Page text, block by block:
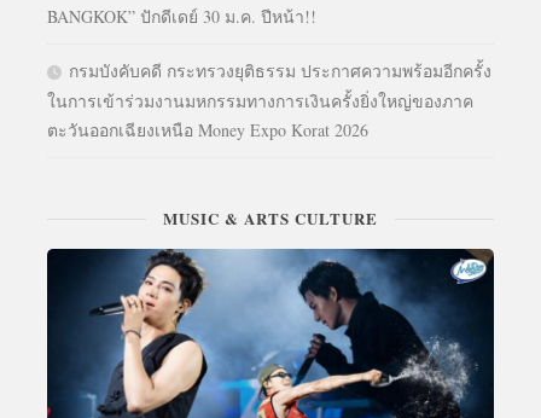
BANGKOK” ปักดีเดย์ 30 ม.ค. ปีหน้า!!
กรมบังคับคดี กระทรวงยุติธรรม ประกาศความพร้อมอีกครั้ง
ในการเข้าร่วมงานมหกรรมทางการเงินครั้งยิ่งใหญ่ของภาค
ตะวันออกเฉียงเหนือ Money Expo Korat 2026
MUSIC & ARTS CULTURE